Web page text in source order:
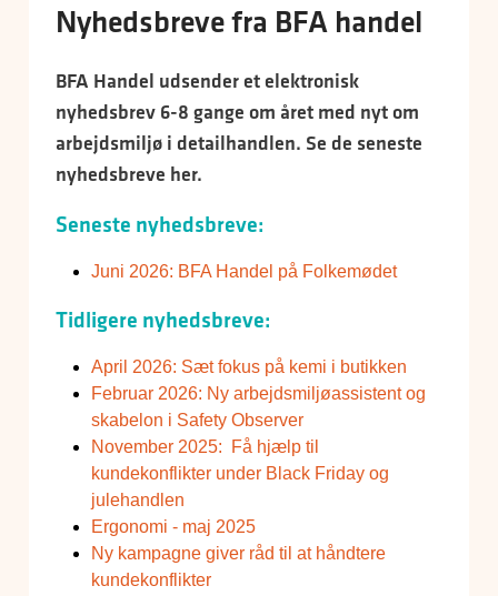
Nyhedsbreve fra BFA handel
BFA Handel udsender et elektronisk
nyhedsbrev 6-8 gange om året med nyt om
arbejdsmiljø i detailhandlen. Se de seneste
nyhedsbreve her.
Seneste nyhedsbreve:
Juni 2026: BFA Handel på Folkemødet
Tidligere nyhedsbreve:
April 2026: Sæt fokus på kemi i butikken
Februar 2026: Ny arbejdsmiljøassistent og
skabelon i Safety Observer
November 2025: Få hjælp til
kundekonflikter under Black Friday og
julehandlen
Ergonomi - maj 2025
Ny kampagne giver råd til at håndtere
kundekonflikter